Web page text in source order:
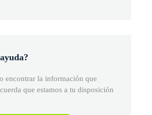
encontrar la información que
que estamos a tu disposición